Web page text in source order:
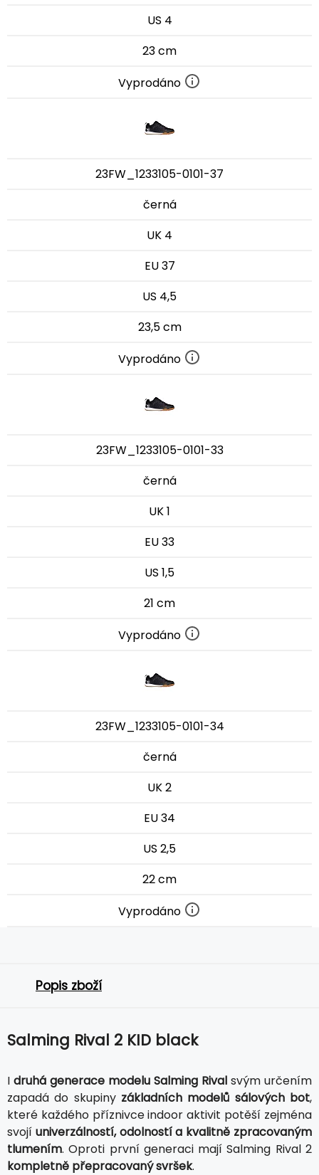
US 4
23 cm
Vyprodáno
23FW_1233105-0101-37
černá
UK 4
EU 37
US 4,5
23,5 cm
Vyprodáno
23FW_1233105-0101-33
černá
UK 1
EU 33
US 1,5
21 cm
Vyprodáno
23FW_1233105-0101-34
černá
UK 2
EU 34
US 2,5
22 cm
Vyprodáno
Popis zboží
Salming Rival 2 KID black
I druhá generace modelu Salming Rival svým určením
zapadá do skupiny základních modelů sálových bot,
které každého příznivce indoor aktivit potěší zejména
svojí univerzálností, odolností a kvalitně zpracovaným
tlumením. Oproti první generaci mají Salming Rival 2
kompletně přepracovaný svršek.